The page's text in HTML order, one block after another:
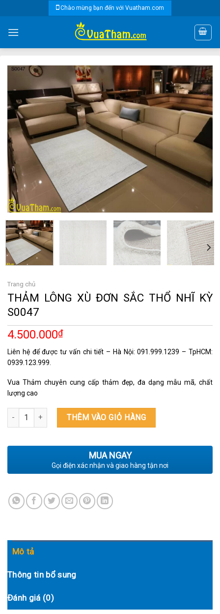
content
Chào mừng bạn đến với Vuatham.com
Trang chủ
THẢM LÔNG XÙ ĐƠN SẮC THỔ NHĨ KỲ
S0047
4.500.000₫
Liên hệ để được tư vấn chi tiết – Hà Nội: 091.999.1239 – TpHCM:
0939.123.999.
Vua Thảm chuyên cung cấp thảm đẹp, đa dạng mẫu mã, chất
lượng cao
THẢM LÔNG XÙ ĐƠN SẮC THỔ NHĨ KỲ S0047 số lượng
THÊM VÀO GIỎ HÀNG
MUA NGAY
Gọi điện xác nhận và giao hàng tận nơi
Mô tả
Thông tin bổ sung
Đánh giá (0)